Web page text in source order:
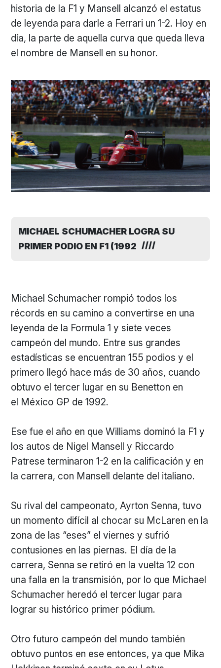
historia de la F1 y Mansell alcanzó el estatus
de leyenda para darle a Ferrari un 1-2. Hoy en
día, la parte de aquella curva que queda lleva
el nombre de Mansell en su honor.
MICHAEL SCHUMACHER LOGRA SU
PRIMER PODIO EN F1 (1992
Michael Schumacher rompió todos los
récords en su camino a convertirse en una
leyenda de la Formula 1 y siete veces
campeón del mundo. Entre sus grandes
estadísticas se encuentran 155 podios y el
primero llegó hace más de 30 años, cuando
obtuvo el tercer lugar en su Benetton en
el México GP de 1992.
Ese fue el año en que Williams dominó la F1 y
los autos de Nigel Mansell y Riccardo
Patrese terminaron 1-2 en la calificación y en
la carrera, con Mansell delante del italiano.
Su rival del campeonato, Ayrton Senna, tuvo
un momento difícil al chocar su McLaren en la
zona de las “eses” el viernes y sufrió
contusiones en las piernas. El día de la
carrera, Senna se retiró en la vuelta 12 con
una falla en la transmisión, por lo que Michael
Schumacher heredó el tercer lugar para
lograr su histórico primer pódium.
Otro futuro campeón del mundo también
obtuvo puntos en ese entonces, ya que Mika